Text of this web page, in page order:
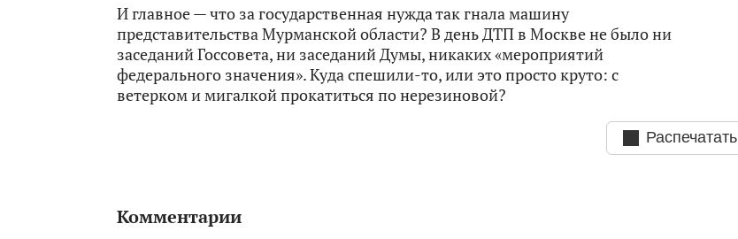
И главное — что за государственная нужда так гнала машину
представительства Мурманской области? В день ДТП в Москве не было ни
заседаний Госсовета, ни заседаний Думы, никаких «мероприятий
федерального значения». Куда спешили-то, или это просто круто: с
ветерком и мигалкой прокатиться по нерезиновой?
Распечатать
Комментарии